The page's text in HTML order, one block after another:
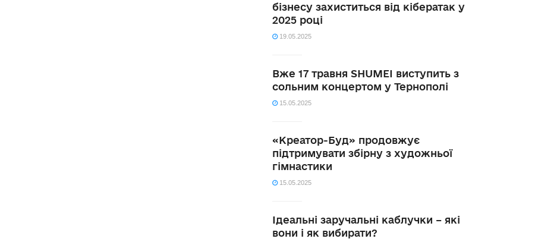
бізнесу захиститься від кібератак у
2025 році
19.05.2025
Вже 17 травня SHUMEI виступить з
сольним концертом у Тернополі
15.05.2025
«Креатор-Буд» продовжує
підтримувати збірну з художньої
гімнастики
15.05.2025
Ідеальні заручальні каблучки – які
вони і як вибирати?